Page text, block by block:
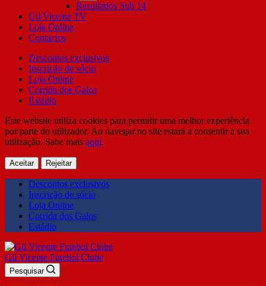
Resultados Sub 14
Gil Vicente TV
Loja Online
Contactos
Descontos exclusivos
Inscrição de sócio
Loja Online
Corrida dos Galos
Estádio
Este website utiliza cookies para permitir uma melhor experiência
por parte do utilizador. Ao navegar no site estará a consentir a sua
utilização. Sabe mais aqui.
Aceitar Rejeitar
Descontos exclusivos
Inscrição de sócio
Loja Online
Corrida dos Galos
Estádio
Gil Vicente Futebol Clube
Pesquisar